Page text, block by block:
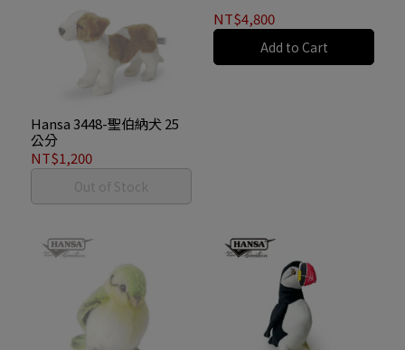
Hansa 3448-聖伯納犬 25
公分
NT$1,200
Out of Stock
NT$4,800
Add to Cart